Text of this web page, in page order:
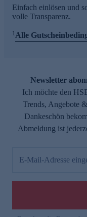
Einfach einlösen und
volle Transparenz.
1Alle
Newsletter
Ich möchte den
Trends, Angebote
Dankeschön
Abmeldung ist
E-Mail-Adresse